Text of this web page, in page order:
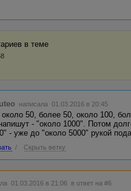
в темe
написала 01.03.2016 в 20:45
50, более 50, около 100,
- "около 1000". Потом
- уже до "около 5000" рукой
/ Скрыть ветку
01.03.2016 в 21:06 в ответ на #6